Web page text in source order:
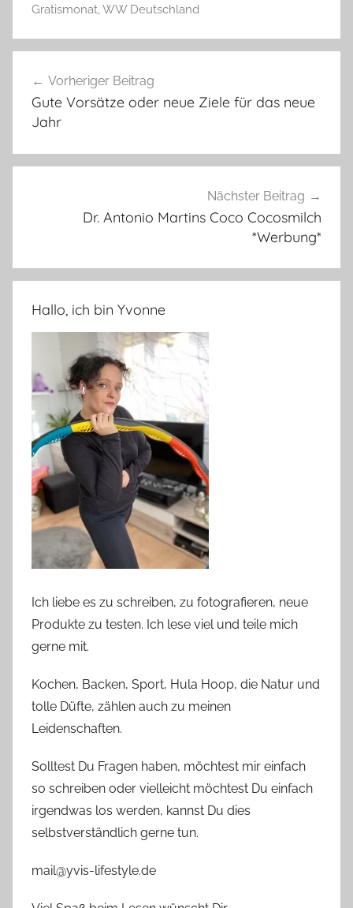
Gratismonat,WW Deutschland
Vorheriger Beitrag
Gute Vorsätze oder neue Ziele für das neue
Jahr
Nächster Beitrag
Dr. Antonio Martins Coco Cocosmilch
*Werbung*
Hallo, ich bin Yvonne
Ich liebe es zu schreiben, zu fotografieren, neue
Produkte zu testen. Ich lese viel und teile mich
gerne mit.
Kochen, Backen, Sport, Hula Hoop, die Natur und
tolle Düfte, zählen auch zu meinen
Leidenschaften.
Solltest Du Fragen haben, möchtest mir einfach
so schreiben oder vielleicht möchtest Du einfach
irgendwas los werden, kannst Du dies
selbstverständlich gerne tun.
mail@yvis-lifestyle.de